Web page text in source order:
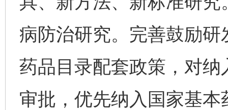
病防治研究。完善鼓励
药品目录配套政策，对
审批，优先纳入国家基